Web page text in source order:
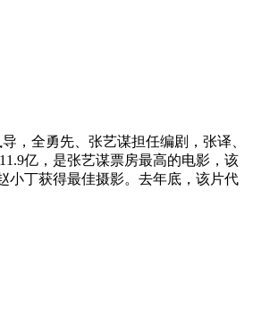
全勇先、张艺谋担任编剧，张译、
亿，是张艺谋票房最高的电影，该
小丁获得最佳摄影。去年底，该片代